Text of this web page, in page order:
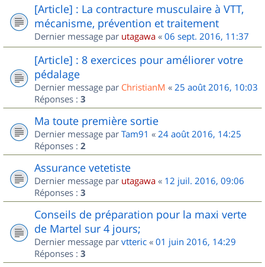
[Article] : La contracture musculaire à VTT,
mécanisme, prévention et traitement
Dernier message par utagawa « 06 sept. 2016, 11:37
[Article] : 8 exercices pour améliorer votre
pédalage
Dernier message par ChristianM « 25 août 2016, 10:03
Réponses : 3
Ma toute première sortie
Dernier message par Tam91 « 24 août 2016, 14:25
Réponses : 2
Assurance vetetiste
Dernier message par utagawa « 12 juil. 2016, 09:06
Réponses : 3
Conseils de préparation pour la maxi verte
de Martel sur 4 jours;
Dernier message par vtteric « 01 juin 2016, 14:29
Réponses : 3